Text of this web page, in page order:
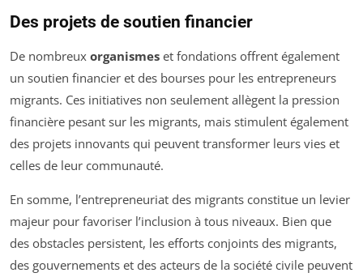
Des projets de soutien financier
De nombreux organismes et fondations offrent également
un soutien financier et des bourses pour les entrepreneurs
migrants. Ces initiatives non seulement allègent la pression
financière pesant sur les migrants, mais stimulent également
des projets innovants qui peuvent transformer leurs vies et
celles de leur communauté.
En somme, l’entrepreneuriat des migrants constitue un levier
majeur pour favoriser l’inclusion à tous niveaux. Bien que
des obstacles persistent, les efforts conjoints des migrants,
des gouvernements et des acteurs de la société civile peuvent